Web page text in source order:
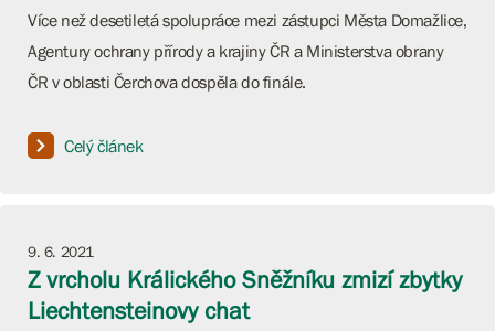
Více než desetiletá spolupráce mezi zástupci Města Domažlice,
Agentury ochrany přírody a krajiny ČR a Ministerstva obrany
ČR v oblasti Čerchova dospěla do finále.
Celý článek
9. 6. 2021
Z vrcholu Králického Sněžníku zmizí zbytky
Liechtensteinovy chat